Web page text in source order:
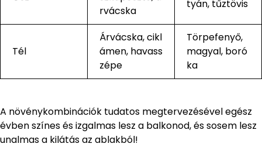
rvácska
tyán, tűztövis
Tél
Árvácska, cikl
ámen, havass
zépe
Törpefenyő,
magyal, boró
ka
A növénykombinációk tudatos megtervezésével egész
évben színes és izgalmas lesz a balkonod, és sosem lesz
unalmas a kilátás az ablakból!